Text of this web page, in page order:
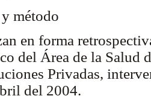
método
en forma
del Área de la Salud
Privadas,
del 2004.